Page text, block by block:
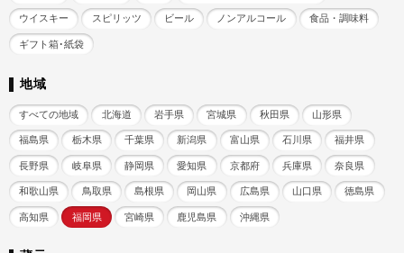
ウイスキー スピリッツ ビール ノンアルコール 食品・調味料
ギフト箱･紙袋
地域
すべての地域 北海道 岩手県 宮城県 秋田県 山形県
福島県 栃木県 千葉県 新潟県 富山県 石川県 福井県
長野県 岐阜県 静岡県 愛知県 京都府 兵庫県 奈良県
和歌山県 鳥取県 島根県 岡山県 広島県 山口県 徳島県
高知県 福岡県 宮崎県 鹿児島県 沖縄県